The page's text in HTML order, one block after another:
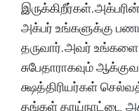
இருக்கிறீர்கள்.
அக்பர் உங்களுக்கு
தருவார். அவர்
சுபேதாராகவும்
க்ஷத்திரியர்கள்